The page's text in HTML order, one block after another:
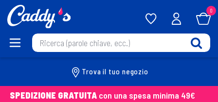
0
Trova il tuo negozio
SPEDIZIONE GRATUITA con una spesa minima 49€